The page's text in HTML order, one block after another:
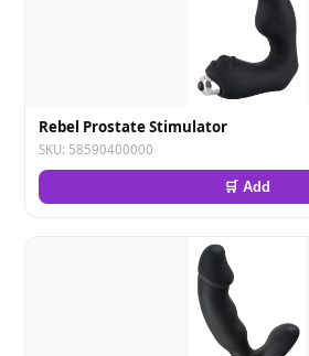
Rebel Prostate Stimulator
SKU: 58590400000
🛒 Add